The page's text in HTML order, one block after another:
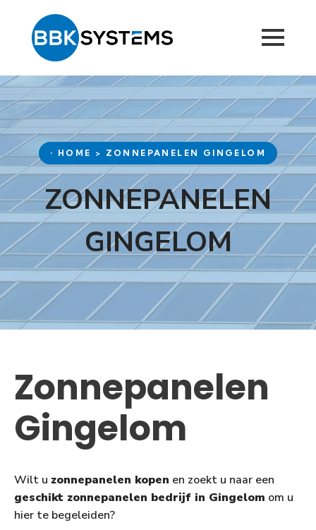
• HOME > ZONNEPANELEN GINGELOM
ZONNEPANELEN
GINGELOM
Zonnepanelen
Gingelom
Wilt u zonnepanelen kopen en zoekt u naar een
geschikt zonnepanelen bedrijf in Gingelom om u
hier te begeleiden?